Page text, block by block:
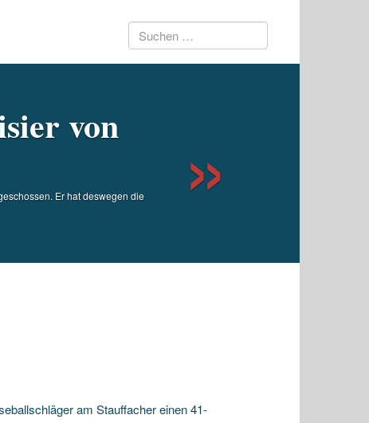
Suchen
von
Er hat deswegen die
am Stauffacher einen 41-